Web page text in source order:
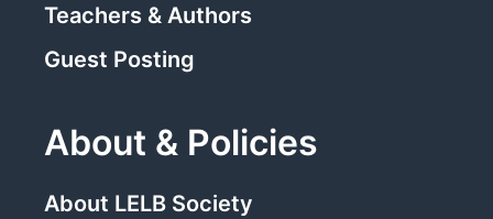
Teachers & Authors
Guest Posting
About & Policies
About LELB Society